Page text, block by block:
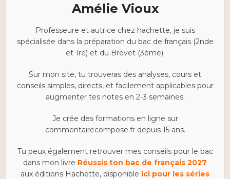
Amélie Vioux
Professeure et autrice chez hachette, je suis
spécialisée dans la préparation du bac de français (2nde
et 1re) et du Brevet (3ème).
Sur mon site, tu trouveras des analyses, cours et
conseils simples, directs, et facilement applicables pour
augmenter tes notes en 2-3 semaines.
Je crée des formations en ligne sur
commentairecompose.fr depuis 15 ans.
Tu peux également retrouver mes conseils pour le bac
dans mon livre Réussis ton bac de français 2027
aux éditions Hachette, disponible ici pour les séries